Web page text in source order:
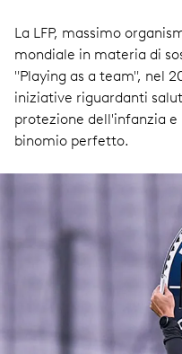
La LFP, massimo
mondiale in materia di
"Playing as a team", nel
iniziative riguardanti
protezione dell'infanzia e
binomio perfetto.